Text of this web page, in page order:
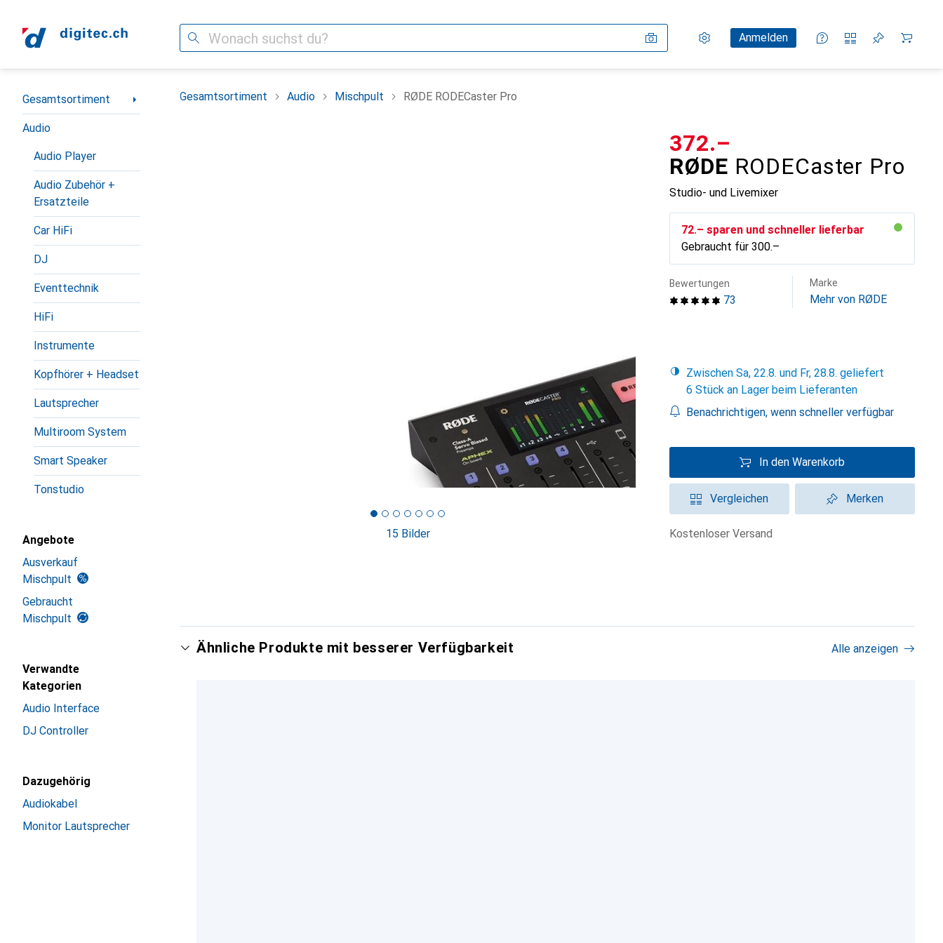
Suche Einstellungen
KundenkontoAnmelden
Vergleichslisten
Merklisten
Warenkorb
Navigation nach Kategorien
Gesamtsortiment
Audio
Audio Player
Audio Zubehör +
Ersatzteile
Car HiFi
DJ
Eventtechnik
HiFi
Instrumente
Kopfhörer + Headset
Lautsprecher
Multiroom System
Smart Speaker
Tonstudio
Angebote
Ausverkauf
Mischpult
Gebraucht
Mischpult
Verwandte
Kategorien
Audio Interface
DJ Controller
Dazugehörig
Audiokabel
Monitor Lautsprecher
Gesamtsortiment Audio Mischpult RØDE RODECaster Pro
15 Bilder
RØDE RODECaster Pro
Studio- und Livemixer
CHF
372.–
CHF
72.– sparen und schneller lieferbar
Gebraucht für CHF
300.–
73
Bewertungen Marke
Mehr von RØDE
Zwischen Sa, 22.8. und Fr, 28.8. geliefert
6 Stück an Lager beim Lieferanten
Benachrichtigen, wenn schneller verfügbar
In den Warenkorb
Vergleichen Merken
kostenloser Versand
Ähnliche Produkte mit besserer Verfügbarkeit Alle anzeigen